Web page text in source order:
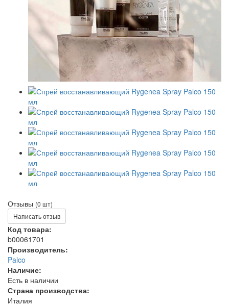
Отзывы (0 шт)
Написать отзыв
Код товара:
b00061701
Производитель:
Palco
Наличие:
Есть в наличии
Страна производства:
Италия